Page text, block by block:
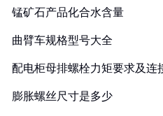
锰矿石产品化合水含量
曲臂车规格型号大全
配电柜母排螺栓力矩要求及连
膨胀螺丝尺寸是多少